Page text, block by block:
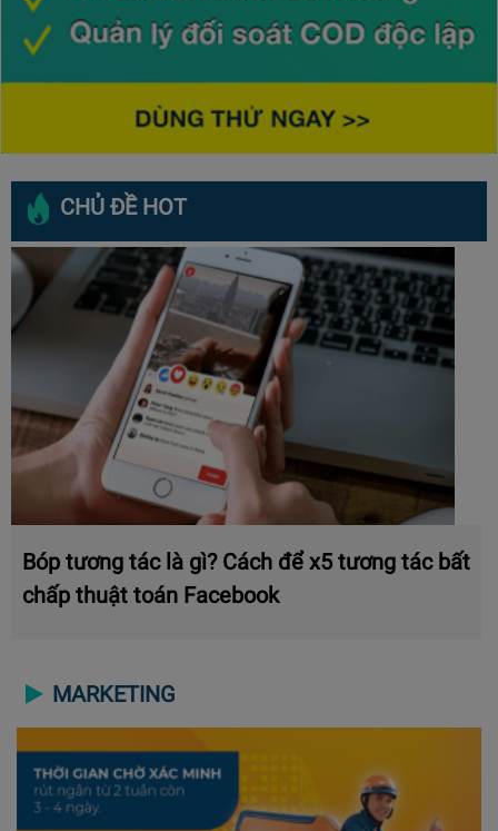
CHỦ ĐỀ HOT
Bóp tương tác là gì? Cách để x5 tương tác bất
chấp thuật toán Facebook
MARKETING